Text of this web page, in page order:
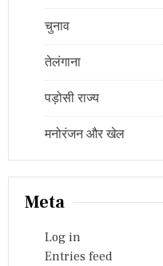
चुनाव
तेलंगाना
पड़ोसी राज्य
मनोरंजन और खेल
Meta
Log in
Entries feed